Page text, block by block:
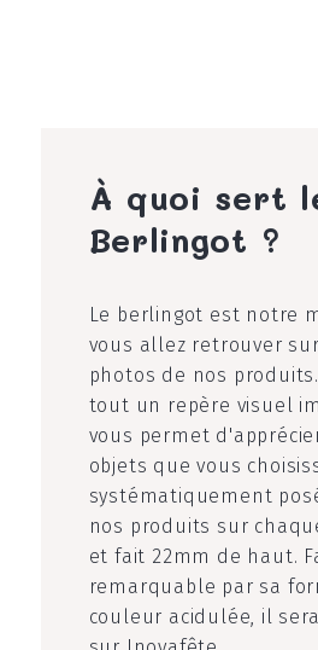
À quoi sert
Berlingot ?
Le berlingot est notre
vous allez retrouver
photos de nos
tout un repère visuel
vous permet
objets que vous
systématiquement
nos produits sur
et fait 22mm de haut.
remarquable par sa
couleur acidulée, il